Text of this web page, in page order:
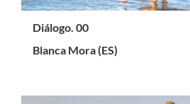
Diálogo. 00
Blanca Mora (ES)